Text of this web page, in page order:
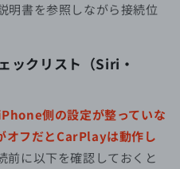
明書を参照しながら接続位
ックリスト（Siri・
側の設定が整っていな
オフだとCarPlayは動作し
前に以下を確認しておくと